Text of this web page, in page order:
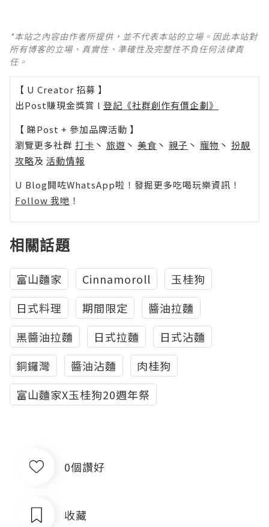
*本站之內容由作者所提供，並不代表本站的立場。因此本站對
所有博客的立場、真實性、準確性及完整性不負任何法律責
任。
【 U Creator 招募 】
出Post賺現金獎賞 l 登記《社群創作有價企劃》
【 睇Post + 參加品牌活動 】
瀏覽更多社群 打卡 丶 旅遊 丶 美食 丶 親子 丶 寵物 丶 扮靚
攻略及 活動情報
U Blog開咗WhatsApp啦！發掘更多吃喝玩樂資訊！
Follow 我哋 ！
相關話題
富山麵家 Cinnamoroll
玉桂狗
日式料理
期間限定
醬油拉麵
黑醬油拉麵
日式拉麵
日式沾麵
銅鑼灣
醬油沾麵
肉桂狗
富山麵家X玉桂狗20週年祭
0個讚好
收藏